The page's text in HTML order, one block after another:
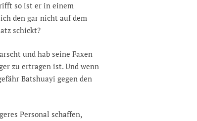
so ist er in einem
den gar nicht auf dem
schickt?
und hab seine Faxen
zu ertragen ist. Und wenn
Batshuayi gegen den
Personal schaffen,